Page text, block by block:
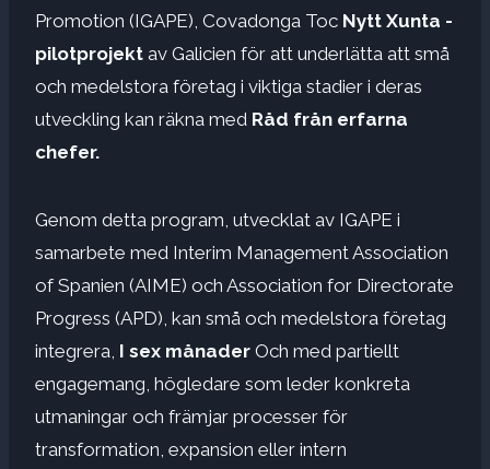
Promotion (IGAPE), Covadonga Toc Nytt Xunta -
pilotprojekt av Galicien för att underlätta att små
och medelstora företag i viktiga stadier i deras
utveckling kan räkna med Råd från erfarna
chefer.
Genom detta program, utvecklat av IGAPE i
samarbete med Interim Management Association
of Spanien (AIME) och Association for Directorate
Progress (APD), kan små och medelstora företag
integrera, I sex månader Och med partiellt
engagemang, högledare som leder konkreta
utmaningar och främjar processer för
transformation, expansion eller intern